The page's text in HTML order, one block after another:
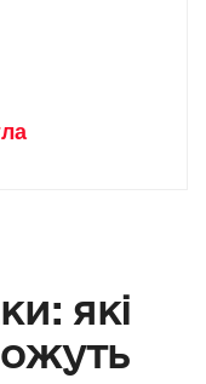
які